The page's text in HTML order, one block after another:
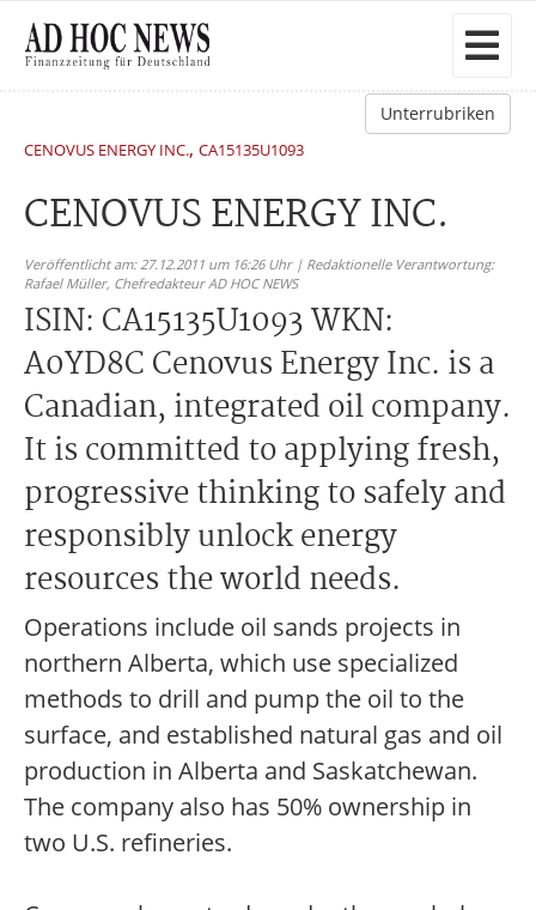
Unterrubriken
CENOVUS ENERGY INC., CA15135U1093
CENOVUS ENERGY INC.
Veröffentlicht am: 27.12.2011 um 16:26 Uhr | Redaktionelle Verantwortung:
Rafael Müller, Chefredakteur AD HOC NEWS
ISIN: CA15135U1093 WKN:
A0YD8C Cenovus Energy Inc. is a
Canadian, integrated oil company.
It is committed to applying fresh,
progressive thinking to safely and
responsibly unlock energy
resources the world needs.
Operations include oil sands projects in
northern Alberta, which use specialized
methods to drill and pump the oil to the
surface, and established natural gas and oil
production in Alberta and Saskatchewan.
The company also has 50% ownership in
two U.S. refineries.